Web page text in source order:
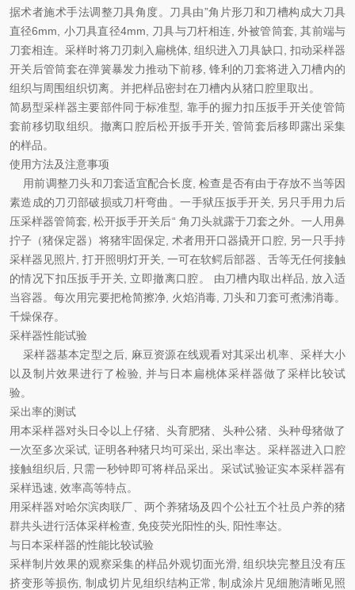
据术者施术手法调整刀具角度。刀具由”角片形刀和刀槽构成大刀具
直径6mm, 小刀具直径4mm, 刀具与刀杆相连, 外被管筒套, 其前端与
刀套相连。采样时将刀刃刺入扁桃体, 组织进入刀具缺口, 扣动采样器
开关后管筒套在弹簧暴发力推动下前移, 锋利的刀套将进入刀槽内的
组织与周围组织切离。并把样品密封在刀槽内从猪口腔里取出。
简易型采样器主要部件同于标准型, 靠手的握力扣压扳手开关使管筒
套前移切取组织。撤离口腔后松开扳手开关, 管筒套后移即露出采集
的样品。
使用方法及注意事项
用前调整刀头和刀套适宜配合长度, 检查是否有由于存放不当等因
素造成的刀刃部破损或刀杆弯曲。一手狱压扳手开关, 另只手用力后
压采样器管筒套, 松开扳手开关后“ 角刀头就露于刀套之外。一人用鼻
拧子（猪保定器）将猪牢固保定, 术者用开口器撬开口腔, 另一只手持
采样器见照片, 打开照明灯开关, 一可在软鳄后部器、舌等无任何接触
的情况下扣压扳手开关, 立即撤离口腔。 由刀槽内取出样品, 放入适
当容器。每次用完要把枪简擦净, 火焰消毒, 刀头和刀套可煮沸消毒。
千燥保存。
采样器性能试验
采样器基本定型之后, 麻豆资源在线观看对其采出机率、采样大小
以及制片效果进行了检验, 并与日本扁桃体采样器做了采样比较试
验。
采出率的测试
用本采样器对头日令以上仔猪、头育肥猪、头种公猪、头种母猪做了
一次至多次采试, 证明各种猪只均可采出, 采出率达。采样器进入口腔
接触组织后, 只需一秒钟即可将样品采出。采试试验证实本采样器有
采样迅速, 效率高等特点。
用采样器对哈尔滨肉联厂、两个养猪场及四个公社五个社员户养的猪
群共头进行活体采样检查, 免疫荧光阳性的头, 阳性率达。
与日本采样器的性能比较试验
采样制片效果的观察采集的样品外观切面光滑, 组织块完整且没有压
挤变形等损伤, 制成切片见组织结构正常, 制成涂片见细胞清晰见照